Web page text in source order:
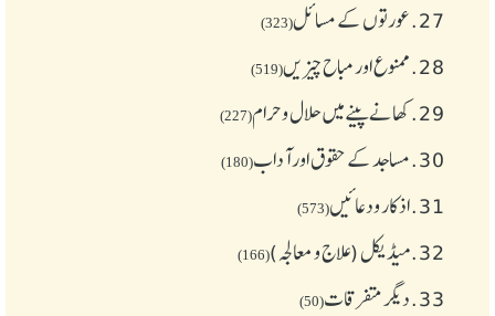
27. عورتوں کے مسائل(323)
28. ممنوع اور مباح چیز یں(519)
29. کھانے پینے میں حلال و حرام(227)
30. مساجد کے حقوق اور آداب(180)
31. اذکار ودعائیں(573)
32. میڈیکل (علاج و معالجہ)(166)
33. دیگر متفرقات(50)